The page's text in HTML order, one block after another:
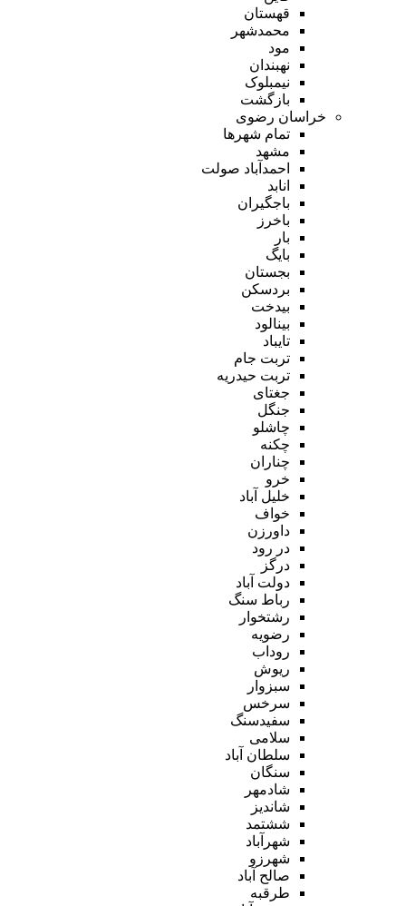
قهستان
محمدشهر
مود
نهبندان
نیمبلوک
بازگشت
خراسان رضوی
تمام شهر‌ها
مشهد
احمدآباد صولت
انابد
باجگیران
باخرز
بار
بایگ
بجستان
بردسکن
بیدخت
بینالود
تایباد
تربت جام
تربت حیدریه
جغتای
جنگل
چاشلو
چکنه
چناران
خرو
خلیل آباد
خواف
داورزن
در رود
درگز
دولت آباد
رباط سنگ
رشتخوار
رضویه
روداب
ریوش
سبزوار
سرخس
سفیدسنگ
سلامی
سلطان آباد
سنگان
شادمهر
شاندیز
ششتمد
شهرآباد
شهرزو
صالح آباد
طرقبه